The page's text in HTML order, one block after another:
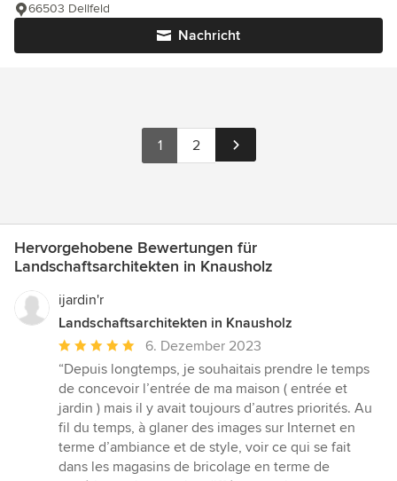
Nachricht
66503 Dellfeld
1 2
Hervorgehobene Bewertungen für
Landschaftsarchitekten in Knausholz
ijardin'r
Landschaftsarchitekten in Knausholz
Durchschnittliche
Bewertung:
5
von
5
Sternen
6. Dezember 2023
“Depuis longtemps, je souhaitais prendre le temps
de concevoir l’entrée de ma maison ( entrée et
jardin ) mais il y avait toujours d’autres priorités. Au
fil du temps, à glaner des images sur Internet en
terme d’ambiance et de style, voir ce qui se fait
dans les magasins de bricolage en terme de